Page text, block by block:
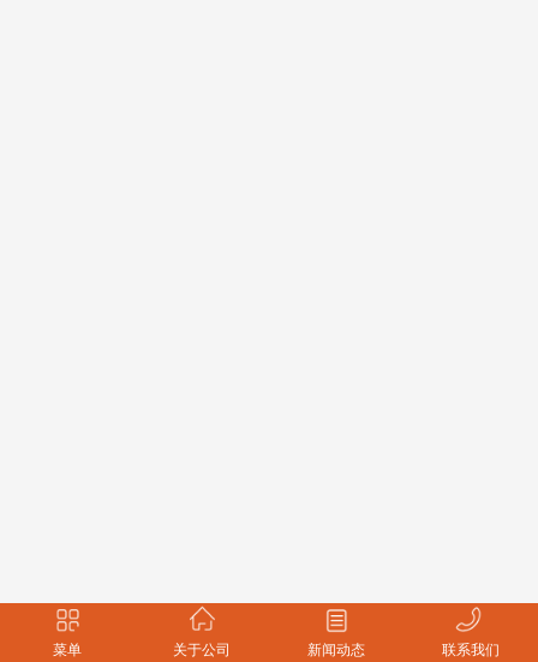
菜单 关于公司 新闻动态 联系我们